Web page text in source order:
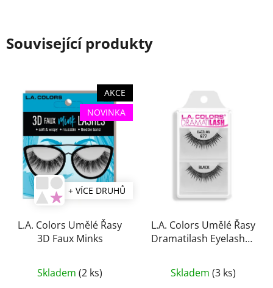
Související produkty
AKCE
NOVINKA
+ VÍCE DRUHŮ
L.A. Colors Umělé Řasy
3D Faux Minks
hodnocení
Skladem (2 ks)
L.A. Colors Umělé Řasy
Dramatilash Eyelashes
Skladem (3 ks)